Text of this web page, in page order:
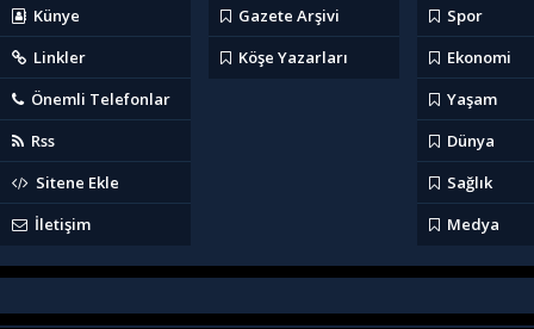
Künye
Linkler
Önemli Telefonlar
Rss
Sitene Ekle
İletişim
Gazete Arşivi
Köşe Yazarları
Spor
Ekonomi
Yaşam
Dünya
Sağlık
Medya